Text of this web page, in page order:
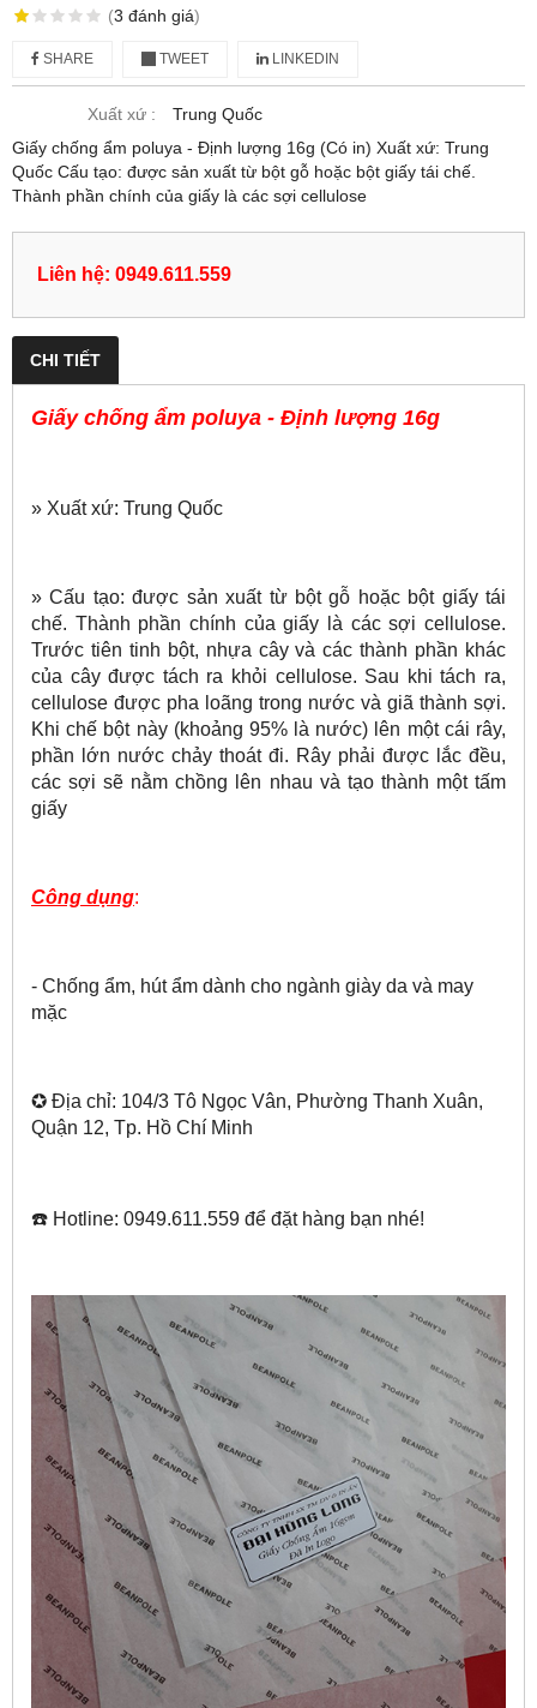
(3 đánh giá)
SHARE TWEET LINKEDIN
Xuất xứ :
Trung Quốc
Giấy chống ẩm poluya - Định lượng 16g (Có in) Xuất xứ: Trung
Quốc Cấu tạo: được sản xuất từ bột gỗ hoặc bột giấy tái chế.
Thành phần chính của giấy là các sợi cellulose
Liên hệ: 0949.611.559
CHI TIẾT
Giấy chống ẩm poluya - Định lượng 16g
» Xuất xứ: Trung Quốc
» Cấu tạo: được sản xuất từ bột gỗ hoặc bột giấy tái
chế. Thành phần chính của giấy là các sợi cellulose.
Trước tiên tinh bột, nhựa cây và các thành phần khác
của cây được tách ra khỏi cellulose. Sau khi tách ra,
cellulose được pha loãng trong nước và giã thành sợi.
Khi chế bột này (khoảng 95% là nước) lên một cái rây,
phần lớn nước chảy thoát đi. Rây phải được lắc đều,
các sợi sẽ nằm chồng lên nhau và tạo thành một tấm
giấy
Công dụng:
- Chống ẩm, hút ẩm dành cho ngành giày da và may
mặc
✪ Địa chỉ: 104/3 Tô Ngọc Vân, Phường Thanh Xuân,
Quận 12, Tp. Hồ Chí Minh
☎️ Hotline: 0949.611.559 để đặt hàng bạn nhé!